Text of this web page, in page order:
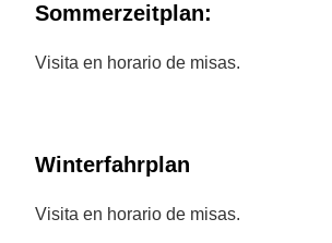
Sommerzeitplan:
Visita en horario de misas.
Winterfahrplan
Visita en horario de misas.